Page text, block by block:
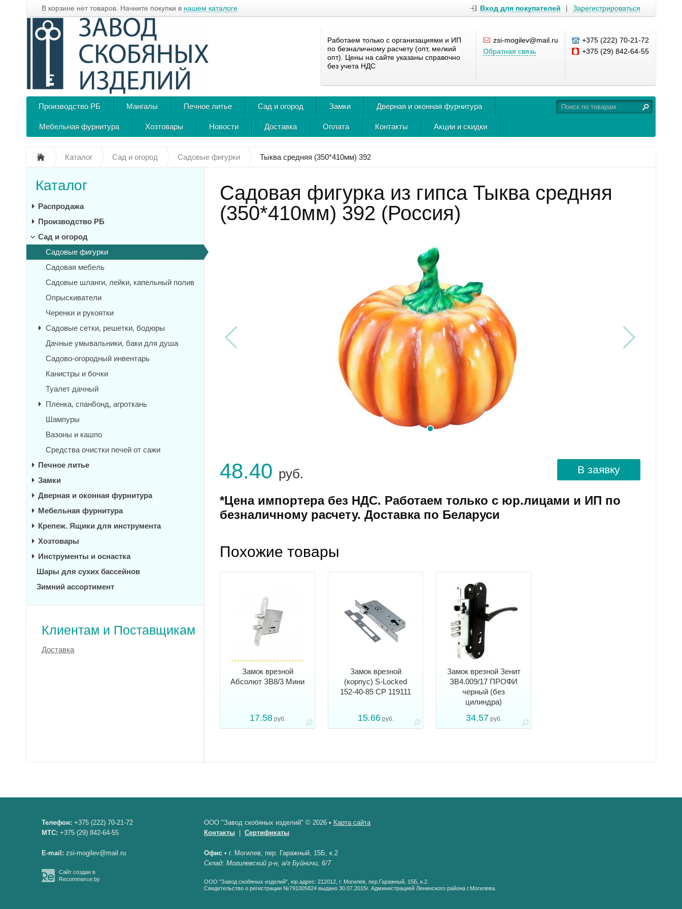
В корзине нет товаров. Начните покупки в нашем каталоге Вход для покупателей | Зарегистрироваться
Работаем только с организациями и ИП
по безналичному расчету (опт, мелкий
опт). Цены на сайте указаны справочно
без учета НДС
zsi-mogilev@mail.ru
Обратная связь
+375 (222) 70-21-72
+375 (29) 842-64-55
Производство РБ Мангалы Печное литье Сад и огород Замки Дверная и оконная фурнитура
Мебельная фурнитура Хозтовары Новости Доставка Оплата Контакты Акции и скидки
Каталог Сад и огород Садовые фигурки Тыква средняя (350*410мм) 392
Садовая фигурка из гипса Тыква средняя
(350*410мм) 392 (Россия)
48.40 руб. В заявку
*Цена импортера без НДС. Работаем только с юр.лицами и ИП по
безналичному расчету. Доставка по Беларуси
Похожие товары
Замок врезной
Абсолют ЗВ8/3 Мини
17.58руб.
Замок врезной
(корпус) S-Locked
152-40-85 CP 119111
15.66руб.
Замок врезной Зенит
ЗВ4.009/17 ПРОФИ
черный (без
цилиндра)
34.57 руб.
Каталог
Распродажа
Производство РБ
Сад и огород
Садовые фигурки
Садовая мебель
Садовые шланги, лейки, капельный полив
Опрыскиватели
Черенки и рукоятки
Садовые сетки, решетки, бодюры
Дачные умывальники, баки для душа
Садово-огородный инвентарь
Канистры и бочки
Туалет дачный
Пленка, спанбонд, агроткань
Шампуры
Вазоны и кашпо
Средства очистки печей от сажи
Печное литье
Замки
Дверная и оконная фурнитура
Мебельная фурнитура
Крепеж. Ящики для инструмента
Хозтовары
Инструменты и оснастка
Шары для сухих бассейнов
Зимний ассортимент
Клиентам и Поставщикам
Доставка
Телефон: +375 (222) 70-21-72
МТС: +375 (29) 842-64-55
E-mail: zsi-mogilev@mail.ru
Сайт создан в
Recommerce.by
ООО "Завод скобяных изделий" © 2026 • Карта сайта
Контакты
Сертификаты
Офис • г. Могилев, пер. Гаражный, 15Б, к.2
Склад: Могилевский р-н, а/г Буйничи, 6/7
ООО "Завод скобяных изделий", юр.адрес: 212012, г. Могилев, пер.Гаражный, 15Б, к.2.
Свидетельство о регистрации №791005824 выдано 30.07.2015г. Администрацией Ленинского района г.Могилева.